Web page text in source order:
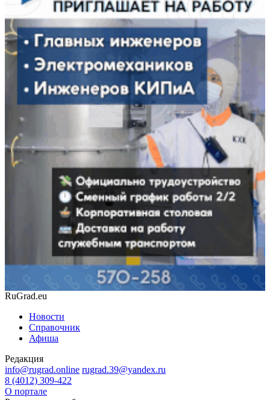
RuGrad.eu
Новости
Справочник
Афиша
Редакция
info@rugrad.online rugrad.39@yandex.ru
8 (4012) 309-422
О портале